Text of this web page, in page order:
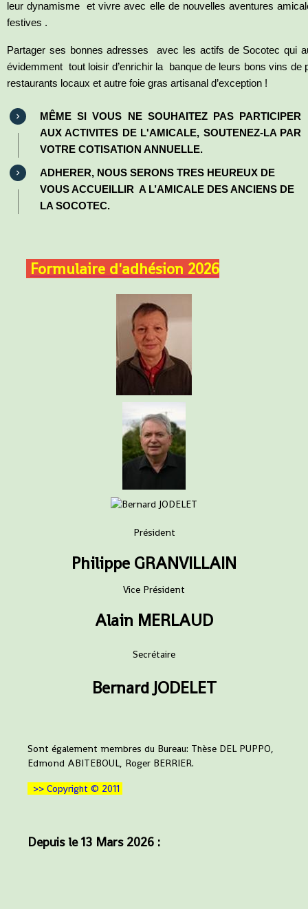
leur dynamisme et vivre avec elle de nouvelles aventures
festives .
Partager ses bonnes adresses avec les actifs de Socotec qui
évidemment tout loisir d’enrichir la banque de leurs bons vins de
restaurants locaux et autre foie gras artisanal d’exception !
MÊME SI VOUS NE SOUHAITEZ PAS PARTICIPER
AUX ACTIVITES DE L'AMICALE, SOUTENEZ-LA PAR
VOTRE COTISATION ANNUELLE.
ADHERER, NOUS SERONS TRES HEUREUX DE
VOUS ACCUEILLIR A L’AMICALE DES ANCIENS DE
LA SOCOTEC.
Formulaire d'adhésion 2026
Président
Philippe GRANVILLAIN
Vice Président
Alain MERLAUD
Secrétaire
Bernard JODELET
Sont également membres du Bureau: Thèse DEL PUPPO,
Edmond ABITEBOUL, Roger BERRIER.
>> Copyright © 2011
Depuis le 13 Mars 2026 :